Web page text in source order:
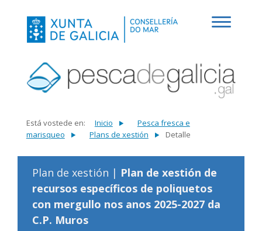
Está vostede en: Inicio
Pesca fresca e
marisqueo
Plans de xestión Detalle
Plan de xestión | Plan de xestión de
recursos específicos de poliquetos
con mergullo nos anos 2025-2027 da
C.P. Muros